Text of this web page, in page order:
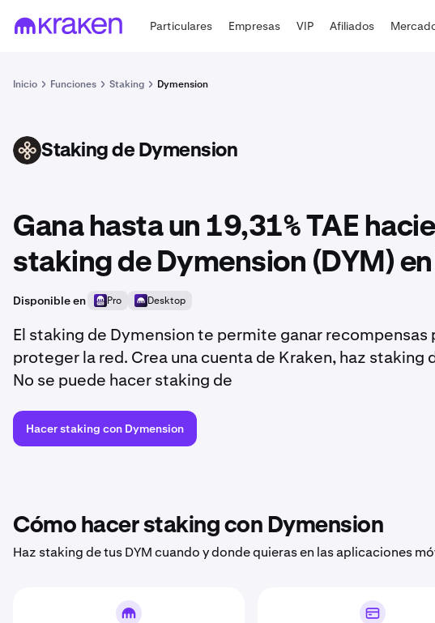
Particulares Empresas VIP Afiliados
Inicio Funciones Staking Dymension
DYM Staking de Dymension
Gana hasta un 19,31% TAE
staking de Dymension (DYM)
Disponible en Pro Desktop
El staking de Dymension te permite ganar recompensas
proteger la red. Crea una cuenta de Kraken, haz staking
No se puede hacer staking de
Hacer staking con Dymension
Cómo hacer staking con Dymension
Haz staking de tus DYM cuando y donde quieras en las aplicaciones